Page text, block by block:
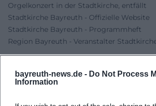
bayreuth-news.de - Do Not Process
Information
Orgelkonzert in der Stadtkirche, entfällt
Stadtkirche Bayreuth - Offizielle Website
Stadtkirche Bayreuth - Programmheft
Region Bayreuth - Veranstalter